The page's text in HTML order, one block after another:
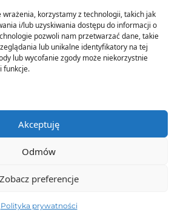
wrażenia, korzystamy z technologii, takich jak
i/lub uzyskiwania dostępu do informacji o
pozwoli nam przetwarzać dane, takie
lub unikalne identyfikatory na tej
lub wycofanie zgody może niekorzystnie
funkcje.
Akceptuję
Odmów
Zobacz preferencje
Polityka prywatności
SPRZEDAJE